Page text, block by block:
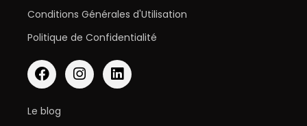
Conditions Générales d'Utilisation
Politique de Confidentialité
Le blog